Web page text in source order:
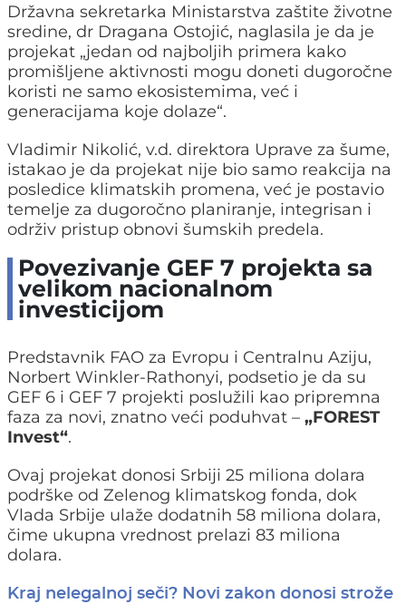
Državna sekretarka Ministarstva zaštite životne
sredine, dr Dragana Ostojić, naglasila je da je
projekat „jedan od najboljih primera kako
promišljene aktivnosti mogu doneti dugoročne
koristi ne samo ekosistemima, već i
generacijama koje dolaze“.
Vladimir Nikolić, v.d. direktora Uprave za šume,
istakao je da projekat nije bio samo reakcija na
posledice klimatskih promena, već je postavio
temelje za dugoročno planiranje, integrisan i
održiv pristup obnovi šumskih predela.
Povezivanje GEF 7 projekta sa
velikom nacionalnom
investicijom
Predstavnik FAO za Evropu i Centralnu Aziju,
Norbert Winkler-Rathonyi, podsetio je da su
GEF 6 i GEF 7 projekti poslužili kao pripremna
faza za novi, znatno veći poduhvat – „FOREST
Invest“.
Ovaj projekat donosi Srbiji 25 miliona dolara
podrške od Zelenog klimatskog fonda, dok
Vlada Srbije ulaže dodatnih 58 miliona dolara,
čime ukupna vrednost prelazi 83 miliona
dolara.
Kraj nelegalnoj seči? Novi zakon donosi strože